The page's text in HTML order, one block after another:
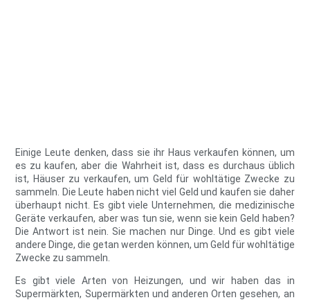
Einige Leute denken, dass sie ihr Haus verkaufen können, um
es zu kaufen, aber die Wahrheit ist, dass es durchaus üblich
ist, Häuser zu verkaufen, um Geld für wohltätige Zwecke zu
sammeln. Die Leute haben nicht viel Geld und kaufen sie daher
überhaupt nicht. Es gibt viele Unternehmen, die medizinische
Geräte verkaufen, aber was tun sie, wenn sie kein Geld haben?
Die Antwort ist nein. Sie machen nur Dinge. Und es gibt viele
andere Dinge, die getan werden können, um Geld für wohltätige
Zwecke zu sammeln.
Es gibt viele Arten von Heizungen, und wir haben das in
Supermärkten, Supermärkten und anderen Orten gesehen, an